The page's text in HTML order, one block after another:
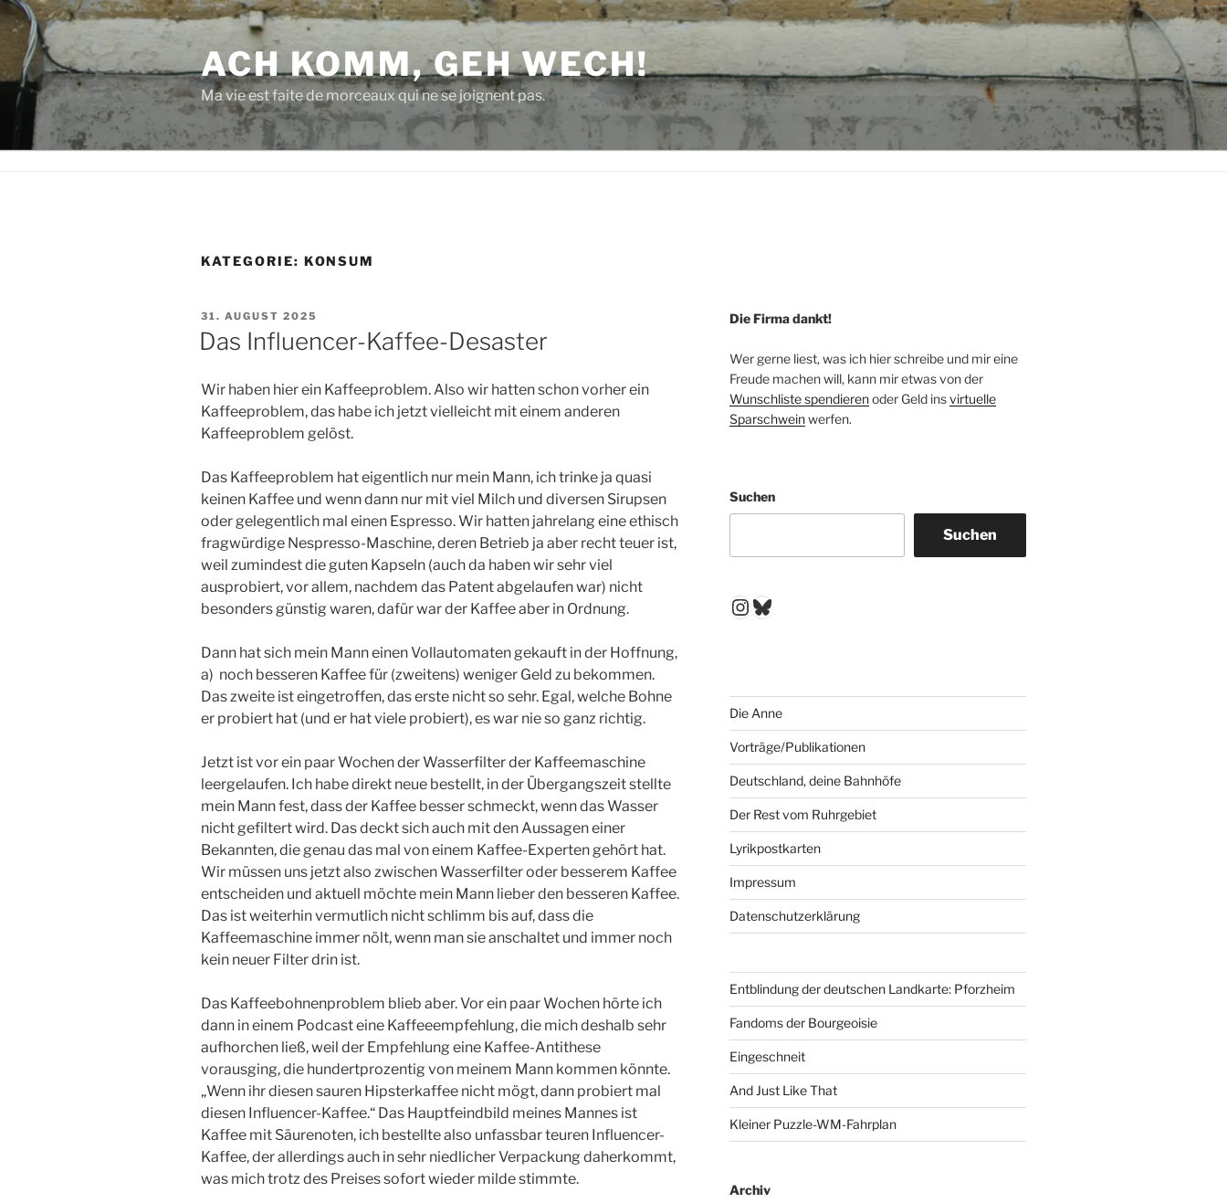
Zum
Inhalt
springen
ACH KOMM, GEH WECH!
Ma vie est faite de morceaux qui ne se joignent pas.
KATEGORIE: KONSUM
VERÖFFENTLICHT
AM
31. AUGUST 2025
Das Influencer-Kaffee-Desaster
Wir haben hier ein Kaffeeproblem. Also wir hatten schon vorher ein
Kaffeeproblem, das habe ich jetzt vielleicht mit einem anderen
Kaffeeproblem gelöst.
Das Kaffeeproblem hat eigentlich nur mein Mann, ich trinke ja quasi
keinen Kaffee und wenn dann nur mit viel Milch und diversen Sirupsen
oder gelegentlich mal einen Espresso. Wir hatten jahrelang eine ethisch
fragwürdige Nespresso-Maschine, deren Betrieb ja aber recht teuer ist,
weil zumindest die guten Kapseln (auch da haben wir sehr viel
ausprobiert, vor allem, nachdem das Patent abgelaufen war) nicht
besonders günstig waren, dafür war der Kaffee aber in Ordnung.
Dann hat sich mein Mann einen Vollautomaten gekauft in der Hoffnung,
a) noch besseren Kaffee für (zweitens) weniger Geld zu bekommen.
Das zweite ist eingetroffen, das erste nicht so sehr. Egal, welche Bohne
er probiert hat (und er hat viele probiert), es war nie so ganz richtig.
Jetzt ist vor ein paar Wochen der Wasserfilter der Kaffeemaschine
leergelaufen. Ich habe direkt neue bestellt, in der Übergangszeit stellte
mein Mann fest, dass der Kaffee besser schmeckt, wenn das Wasser
nicht gefiltert wird. Das deckt sich auch mit den Aussagen einer
Bekannten, die genau das mal von einem Kaffee-Experten gehört hat.
Wir müssen uns jetzt also zwischen Wasserfilter oder besserem Kaffee
entscheiden und aktuell möchte mein Mann lieber den besseren Kaffee.
Das ist weiterhin vermutlich nicht schlimm bis auf, dass die
Kaffeemaschine immer nölt, wenn man sie anschaltet und immer noch
kein neuer Filter drin ist.
Das Kaffeebohnenproblem blieb aber. Vor ein paar Wochen hörte ich
dann in einem Podcast eine Kaffeeempfehlung, die mich deshalb sehr
aufhorchen ließ, weil der Empfehlung eine Kaffee-Antithese
vorausging, die hundertprozentig von meinem Mann kommen könnte.
„Wenn ihr diesen sauren Hipsterkaffee nicht mögt, dann probiert mal
diesen Influencer-Kaffee.“ Das Hauptfeindbild meines Mannes ist
Kaffee mit Säurenoten, ich bestellte also unfassbar teuren Influencer-
Kaffee, der allerdings auch in sehr niedlicher Verpackung daherkommt,
was mich trotz des Preises sofort wieder milde stimmte.
Die Firma dankt!
Wer gerne liest, was ich hier schreibe und mir eine
Freude machen will, kann mir etwas von der
Wunschliste spendierenoder Geld insvirtuelle
Sparschweinwerfen.
Suchen
Suchen
Instagram
Bluesky
Die Anne
Vorträge/Publikationen
Deutschland, deine Bahnhöfe
Der Rest vom Ruhrgebiet
Lyrikpostkarten
Impressum
Datenschutzerklärung
Entblindung der deutschen Landkarte: Pforzheim
Fandoms der Bourgeoisie
Eingeschneit
And Just Like That
Kleiner Puzzle-WM-Fahrplan
Archiv